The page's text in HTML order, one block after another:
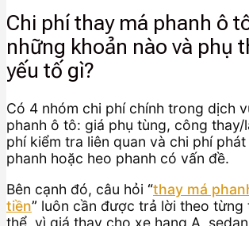
Chi phí thay má phanh ô
những khoản nào và phụ
yếu tố gì?
Có 4 nhóm chi phí chính trong dịch
phanh ô tô: giá phụ tùng, công thay/
phí kiểm tra liên quan và chi phí
phanh hoặc heo phanh có vấn đề.
Bên cạnh đó, câu hỏi “thay má
tiền” luôn cần được trả lời theo từng
thể, vì giá thay cho xe hạng A,